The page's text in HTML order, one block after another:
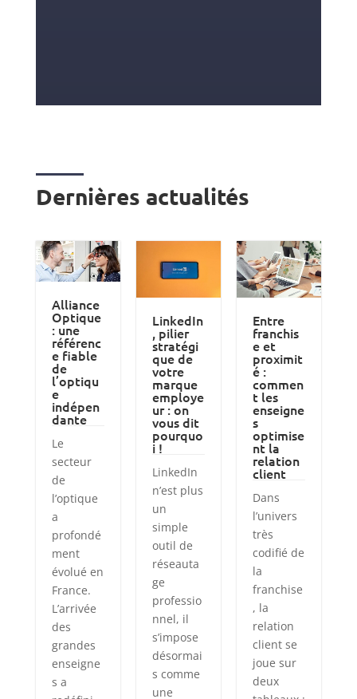
Dernières actualités
Alliance
Optique
: une
référenc
e fiable
de
l’optiqu
e
indépen
dante
Le
secteur
de
l’optique
a
profondé
ment
évolué en
France.
L’arrivée
des
grandes
enseigne
s a
LinkedIn
, pilier
stratégi
que de
votre
marque
employe
ur : on
vous dit
pourquo
i !
LinkedIn
n’est plus
un
simple
outil de
réseauta
ge
professio
nnel, il
s’impose
désormai
s comme
une
Entre
franchis
e et
proximit
é :
commen
t les
enseigne
s
optimise
nt la
relation
client
Dans
l’univers
très
codifié de
la
franchise
, la
relation
client se
joue sur
deux